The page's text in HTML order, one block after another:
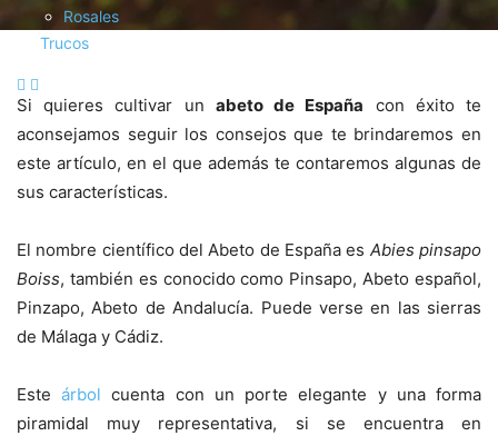
Rosales
Trucos
Si quieres cultivar un abeto de España con éxito te
aconsejamos seguir los consejos que te brindaremos en
este artículo, en el que además te contaremos algunas de
sus características.
El nombre científico del Abeto de España es Abies pinsapo
Boiss, también es conocido como Pinsapo, Abeto español,
Pinzapo, Abeto de Andalucía. Puede verse en las sierras
de Málaga y Cádiz.
Esteárbol cuenta con un porte elegante y una forma
piramidal muy representativa, si se encuentra en